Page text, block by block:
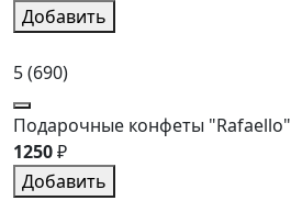
Добавить
5(690)
Подарочные конфеты "Rafaello"
1250₽
Добавить